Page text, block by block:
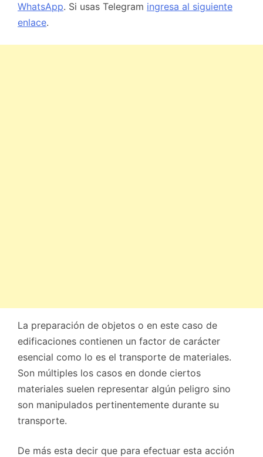
WhatsApp. Si usas Telegram ingresa al siguiente
enlace.
La preparación de objetos o en este caso de
edificaciones contienen un factor de carácter
esencial como lo es el transporte de materiales.
Son múltiples los casos en donde ciertos
materiales suelen representar algún peligro sino
son manipulados pertinentemente durante su
transporte.
De más esta decir que para efectuar esta acción